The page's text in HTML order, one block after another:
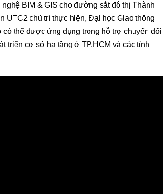
BIM & GIS cho đường sắt đô thị Thành
UTC2 chủ trì thực hiện, Đại học Giao thông
thể được ứng dụng trong hỗ trợ chuyển đổi
triển cơ sở hạ tầng ở TP.HCM và các tỉnh